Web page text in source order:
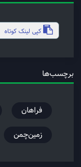
کپی لینک کوتاه
برچسب‌ها
فراهان
زمین‌چمن